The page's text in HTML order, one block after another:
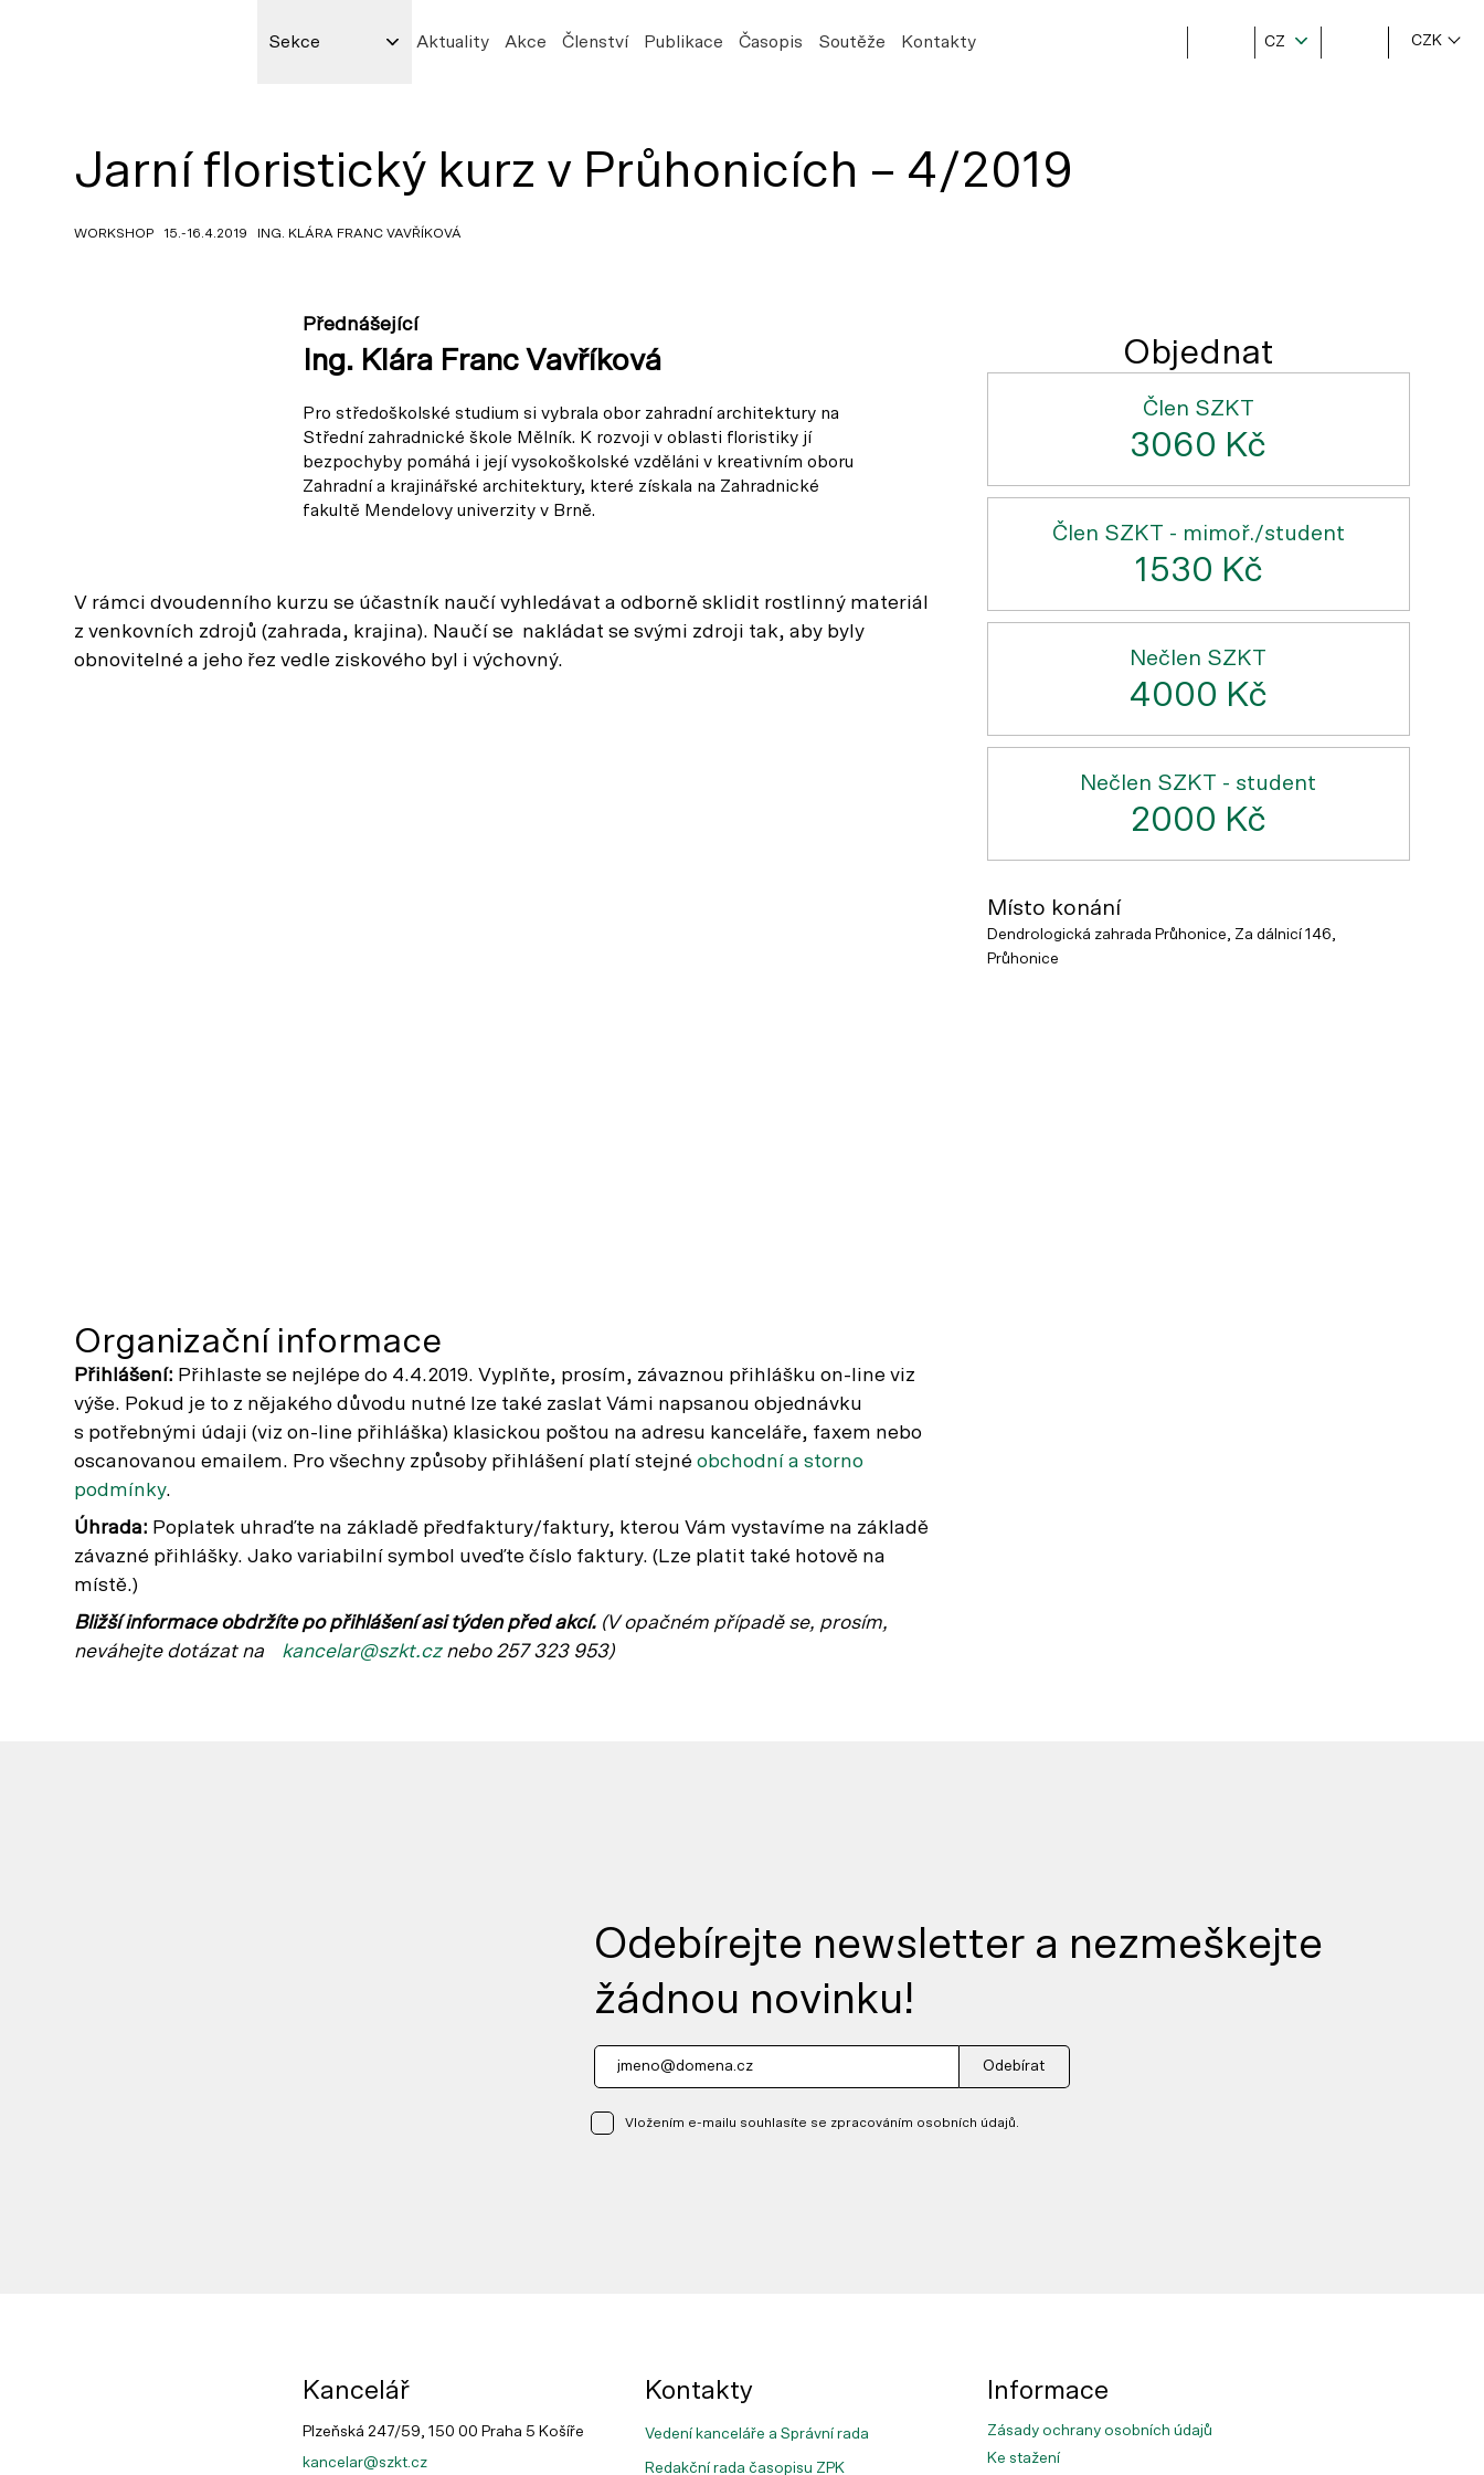
Sekce Aktuality Akce Členství Publikace Časopis Soutěže Kontakty CZ CZK
Jarní floristický kurz v Průhonicích – 4/2019
WORKSHOP 15.-16.4.2019 ING. KLÁRA FRANC VAVŘÍKOVÁ
Přednášející
Ing. Klára Franc Vavříková
Pro středoškolské studium si vybrala obor zahradní architektury na
Střední zahradnické škole Mělník. K rozvoji v oblasti floristiky jí
bezpochyby pomáhá i její vysokoškolské vzděláni v kreativním oboru
Zahradní a krajinářské architektury, které získala na Zahradnické
fakultě Mendelovy univerzity v Brně.
V rámci dvoudenního kurzu se účastník naučí vyhledávat a odborně sklidit rostlinný materiál
z venkovních zdrojů (zahrada, krajina). Naučí se nakládat se svými zdroji tak, aby byly
obnovitelné a jeho řez vedle ziskového byl i výchovný.
Organizační informace
Přihlášení: Přihlaste se nejlépe do 4.4.2019. Vyplňte, prosím, závaznou přihlášku on-line viz
výše. Pokud je to z nějakého důvodu nutné lze také zaslat Vámi napsanou objednávku
s potřebnými údaji (viz on-line přihláška) klasickou poštou na adresu kanceláře, faxem nebo
oscanovanou emailem. Pro všechny způsoby přihlášení platí stejné obchodní a storno
podmínky.
Úhrada: Poplatek uhraďte na základě předfaktury/faktury, kterou Vám vystavíme na základě
závazné přihlášky. Jako variabilní symbol uveďte číslo faktury. (Lze platit také hotově na
místě.)
Bližší informace obdržíte po přihlášení asi týden před akcí. (V opačném případě se, prosím,
neváhejte dotázat na kancelar@szkt.cznebo 257 323 953)
Objednat
Člen SZKT
3060 Kč
Člen SZKT - mimoř./student
1530 Kč
Nečlen SZKT
4000 Kč
Nečlen SZKT - student
2000 Kč
Místo konání
Dendrologická zahrada Průhonice, Za dálnicí 146,
Průhonice
Odebírejte newsletter a nezmeškejte
žádnou novinku!
Odebírat
Vložením e-mailu souhlasíte se zpracováním osobních údajů.
Kancelář
Plzeňská 247/59, 150 00 Praha 5 Košíře
kancelar@szkt.cz
Informace
Zásady ochrany osobních údajů
Ke stažení
Kontakty
Vedení kanceláře a Správní rada
Redakční rada časopisu ZPK